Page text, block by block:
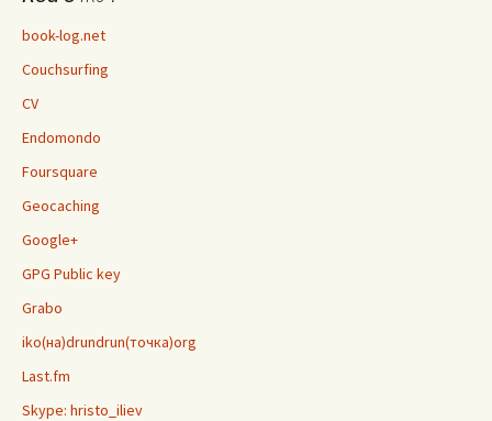
book-log.net
Couchsurfing
CV
Endomondo
Foursquare
Geocaching
Google+
GPG Public key
Grabo
iko(на)drundrun(точка)org
Last.fm
Skype: hristo_iliev